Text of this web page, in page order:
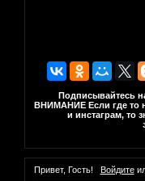
Подписывайтесь
ВНИМАНИЕ Если где то
и инстаграм, то
Привет, Гость! Войдите